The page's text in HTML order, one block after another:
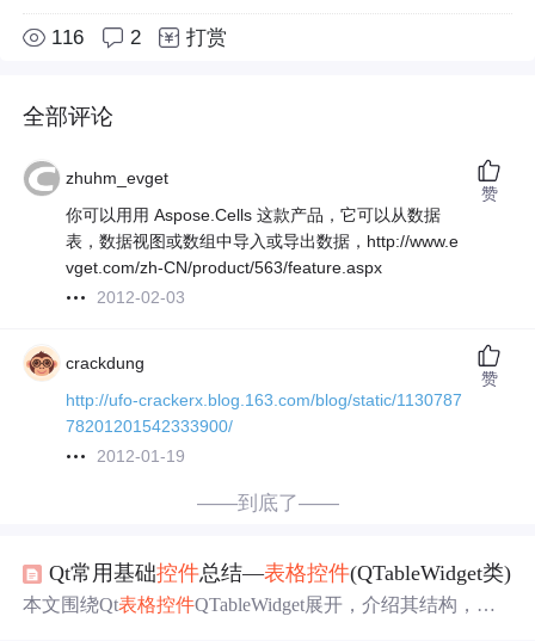
116 2 打赏
全部评论
zhuhm_evget
你可以用用 Aspose.Cells 这款产品，它可以从数据
表，数据视图或数组中导入或导出数据，http://www.e
vget.com/zh-CN/product/563/feature.aspx
2012-02-03
赞
crackdung
http://ufo-crackerx.blog.163.com/blog/static/1130787
78201201542333900/
2012-01-19
赞
——到底了——
Qt常用基础控件总结—表格控件(QTableWidget类)
本文围绕Qt表格控件QTableWidget展开，介绍其结构，包